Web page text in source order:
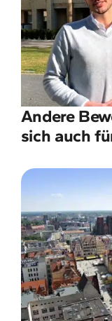
Andere
sich auch